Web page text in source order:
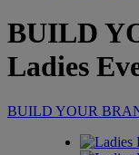
BUILD
Ladies
BUILD YOUR